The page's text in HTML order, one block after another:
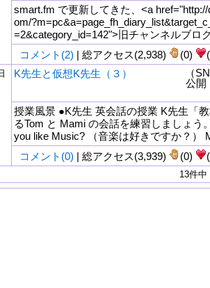
smart.fm で更新してきた、<a href="http://
om/
=2&category_id=142">旧チャンネルブロ
コメント(2) | 総アクセス(2,938) (0)
K先生と仮想K先生（３）
（
公開
授業風景 ●K先生 英会話の授業 K先生「
るTom と Mami の会話を練習しましょう
you like Music? （音楽は好きですか？）
コメント(0) | 総アクセス(3,939) (0)
13件中